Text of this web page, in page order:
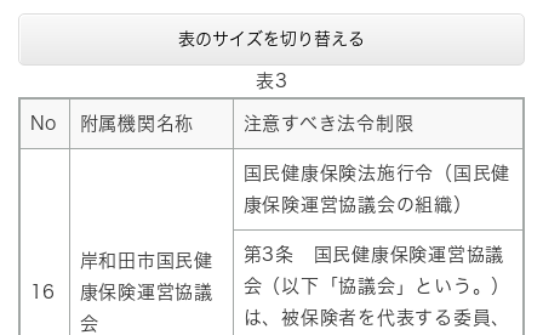
表のサイズを切り替える
表3
No 附属機関名称 注意すべき法令制限
16
岸和田市国民健
康保険運営協議
会
国民健康保険法施行令（国民健
康保険運営協議会の組織）
第3条 国民健康保険運営協議
会（以下「協議会」という。）
は、被保険者を代表する委員、